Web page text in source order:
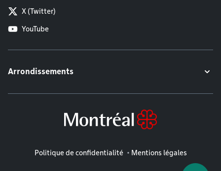
X (Twitter)
YouTube
Arrondissements
Mentions légales
Politique de confidentialité Mentions légales